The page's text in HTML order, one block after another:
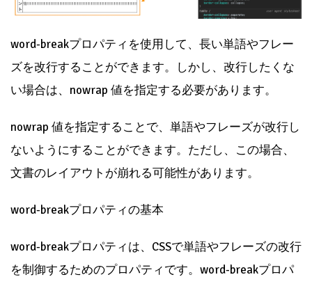
word-breakプロパティを使用して、長い単語やフレー
ズを改行することができます。しかし、改行したくな
い場合は、nowrap 値を指定する必要があります。
nowrap 値を指定することで、単語やフレーズが改行し
ないようにすることができます。ただし、この場合、
文書のレイアウトが崩れる可能性があります。
word-breakプロパティの基本
word-breakプロパティは、CSSで単語やフレーズの改行
を制御するためのプロパティです。word-breakプロパ